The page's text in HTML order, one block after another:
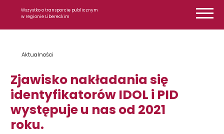
Wszystko o transporcie publicznym
w regionie Libereckim
Aktualności
Zjawisko nakładania się
identyfikatorów IDOL i PID
występuje u nas od 2021
roku.